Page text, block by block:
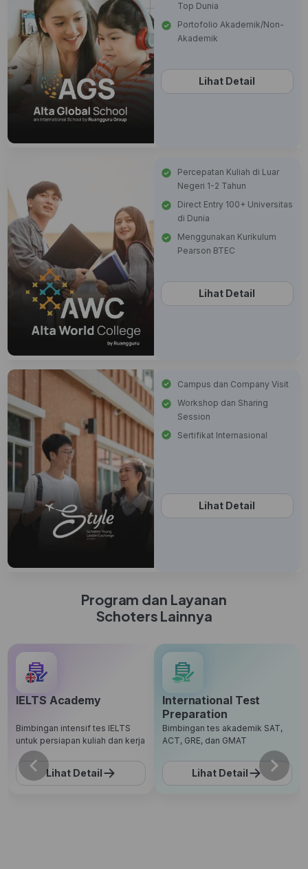
Top Dunia
Portofolio Akademik/Non-
Akademik
Lihat Detail
Percepatan Kuliah di Luar
Negeri 1-2 Tahun
Direct Entry 100+ Universitas
di Dunia
Menggunakan Kurikulum
Pearson BTEC
Lihat Detail
Campus dan Company Visit
Workshop dan Sharing
Session
Sertifikat Internasional
Lihat Detail
Program dan Layanan
Schoters Lainnya
IELTS Academy
Bimbingan intensif tes IELTS
untuk persiapan kuliah dan kerja
Lihat Detail
International Test
Preparation
Bimbingan tes akademik SAT,
ACT, GRE, dan GMAT
Lihat Detail